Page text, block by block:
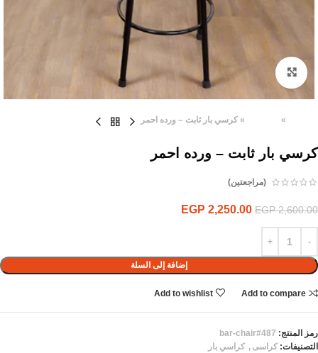
Click to enlarge
»
» كرسي بار ثابت – ورده احمر
كرسي بار ثابت – ورده احمر
(مراجعتين)
EGP2,600.00
EGP 2,250.00
إضافة إلى السلة
Add to compare
Add to wishlist
رمز المنتج: bar-chair#487
التصنيفات: كراسى , كراسي بار